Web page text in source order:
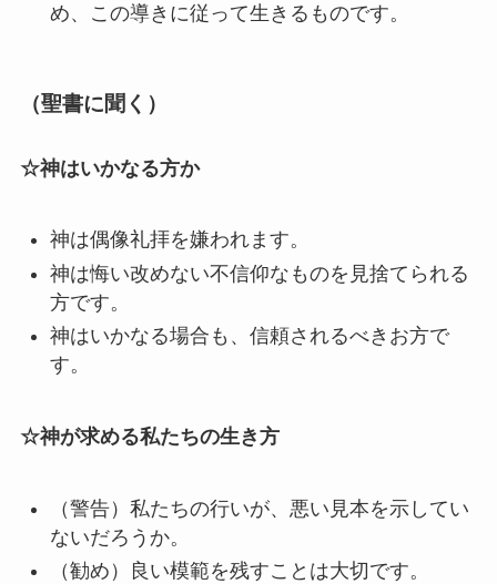
め、この導きに従って生きるものです。
（聖書に聞く）
☆神はいかなる方か
神は偶像礼拝を嫌われます。
神は悔い改めない不信仰なものを見捨てられる
方です。
神はいかなる場合も、信頼されるべきお方で
す。
☆神が求める私たちの生き方
（警告）私たちの行いが、悪い見本を示してい
ないだろうか。
（勧め）良い模範を残すことは大切です。